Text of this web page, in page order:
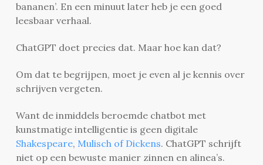
bananen’. En een minuut later heb je een goed
leesbaar verhaal.
ChatGPT doet precies dat. Maar hoe kan dat?
Om dat te begrijpen, moet je even al je kennis over
schrijven vergeten.
Want de inmiddels beroemde chatbot met
kunstmatige intelligentie is geen digitale
Shakespeare, Mulisch of Dickens. ChatGPT schrijft
niet op een bewuste manier zinnen en alinea’s.